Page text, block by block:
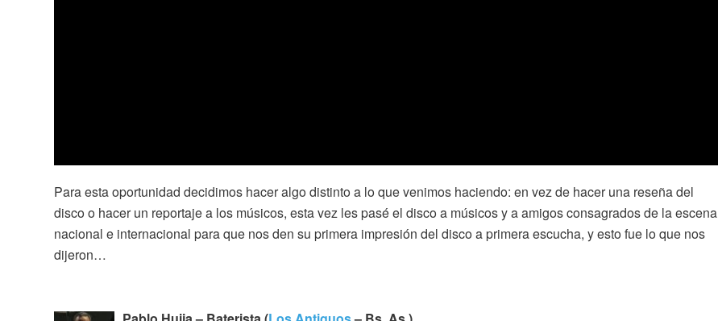
Para esta oportunidad decidimos hacer algo distinto a lo que venimos haciendo: en vez de hacer una reseña del
disco o hacer un reportaje a los músicos, esta vez les pasé el disco a músicos y a amigos consagrados de la escena
nacional e internacional para que nos den su primera impresión del disco a primera escucha, y esto fue lo que nos
dijeron…